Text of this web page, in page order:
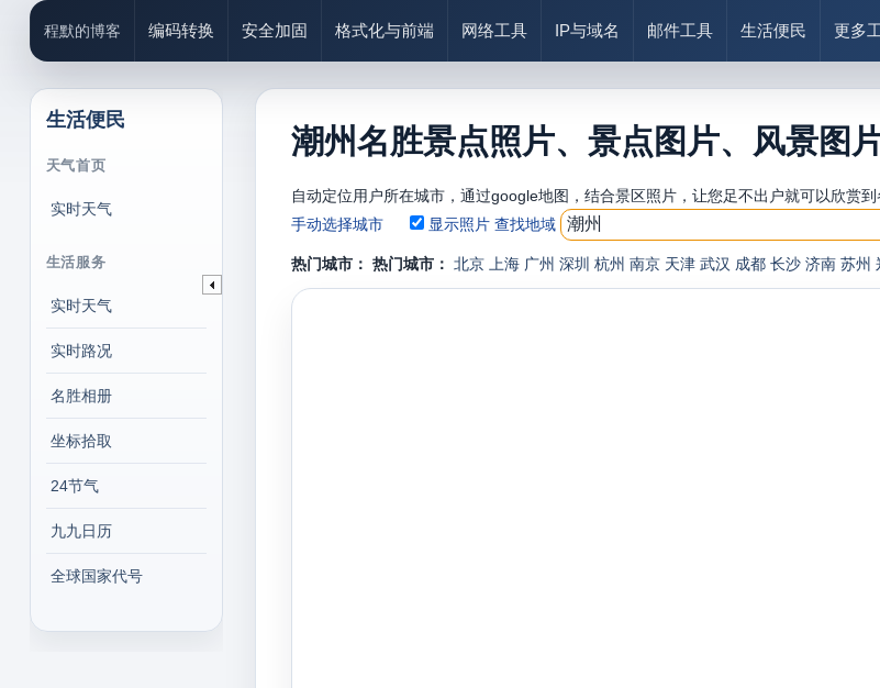
程默的博客 编码转换 安全加固 格式化与前端 网络工具 IP与域名 邮件工具 生活便民 更多
生活便民
天气首页
实时天气
生活服务
实时天气
实时路况
名胜相册
坐标拾取
24节气
九九日历
全球国家代号
潮州名胜景点照片、景点图片、风景图
自动定位用户所在城市，通过google地图，结合景区照片，让您足不出户就可以欣赏到
手动选择城市
显示照片 查找地域
热门城市： 热门城市： 北京 上海 广州 深圳 杭州 南京 天津 武汉 成都 长沙 济南 苏州